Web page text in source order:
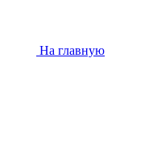
На главную